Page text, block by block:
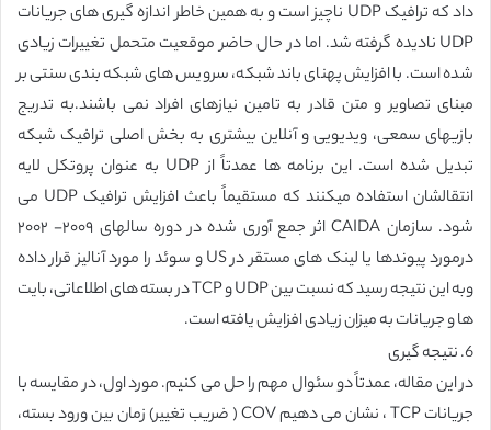
داد که ترافیک UDP ناچیز است و به همین خاطر اندازه گیری های جریانات
UDP نادیده گرفته شد. اما در حال حاضر موقعیت متحمل تغییرات زیادی
شده است. با افزایش پهنای باند شبکه، سرویس های شبکه بندی سنتی بر
مبنای تصاویر و متن قادر به تامین نیازهای افراد نمی باشند.به تدریج
بازیهای سمعی، ویدیویی و آنلاین بیشتری به بخش اصلی ترافیک شبکه
تبدیل شده است. این برنامه ها عمدتاً از UDP به عنوان پروتکل لایه
انتقالشان استفاده میکنند که مستقیماً باعث افزایش ترافیک UDP می
شود. سازمان CAIDA اثر جمع آوری شده در دوره سالهای ۲۰۰۹- ۲۰۰۲
درمورد پیوندها یا لینک های مستقر در US و سوئد را مورد آنالیز قرار داده
وبه این نتیجه رسید که نسبت بین UDP و TCP در بسته های اطلاعاتی، بایت
ها و جریانات به میزان زیادی افزایش یافته است.
6. نتیجه گیری
در این مقاله، عمدتاً دو سئوال مهم را حل می کنیم. مورد اول، در مقایسه با
جریانات TCP ، نشان می دهیم COV ( ضریب تغییر) زمان بین ورود بسته،